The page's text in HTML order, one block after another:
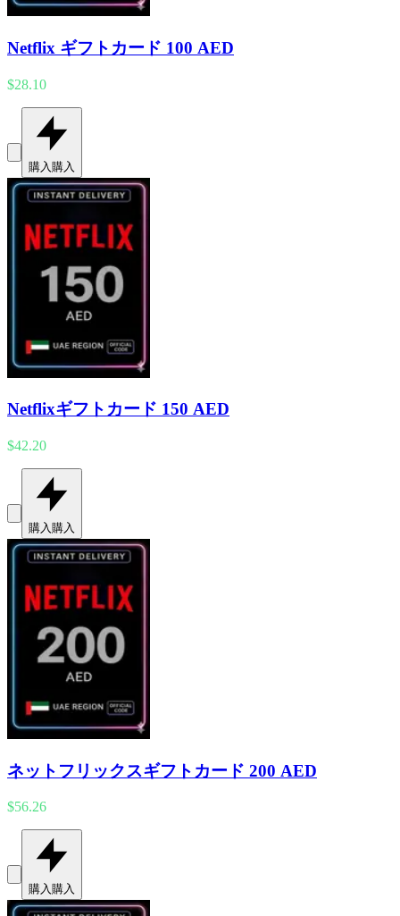
Netflix ギフトカード 100 AED
$28.10
購入 購入
Netflixギフトカード 150 AED
$42.20
購入購入
ネットフリックスギフトカード 200 AED
$56.26
購入購入